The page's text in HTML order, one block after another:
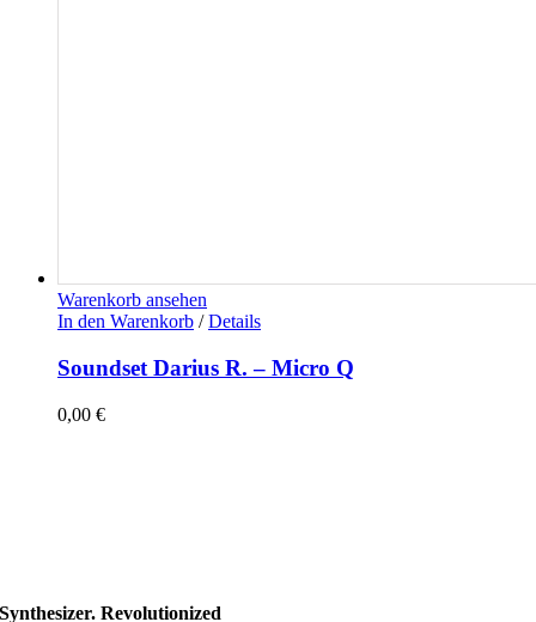
Warenkorb ansehen
In den Warenkorb / Details
Soundset Darius R. – Micro Q
0,00 €
Synthesizer. Revolutionized